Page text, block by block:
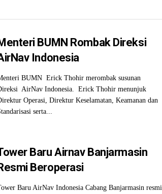
BUMN Rombak Direksi
Indonesia
BUMN Erick Thohir merombak susunan
AirNav Indonesia. Erick Thohir menunjuk
Operasi, Direktur Keselamatan, Keamanan dan
serta...
Baru Airnav Banjarmasin
Beroperasi
Baru AirNav Indonesia Cabang Banjarmasin resmi